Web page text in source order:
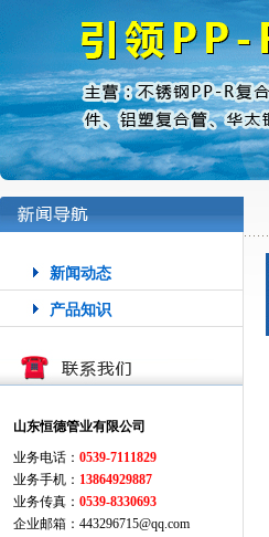
新闻动态
产品知识
山东恒德管业有限公司
业务电话：0539-7111829
业务手机： 13864929887
业务传真：0539-8330693
企业邮箱：443296715@qq.com